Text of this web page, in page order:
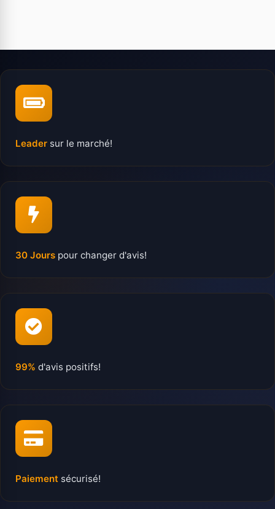
Leader sur le marché!
30 Jours pour changer d'avis!
99% d'avis positifs!
Paiement sécurisé!